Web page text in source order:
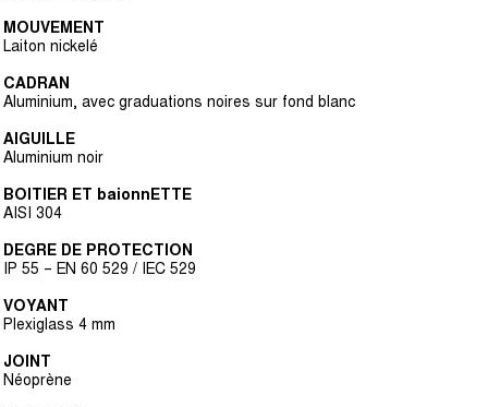
MOUVEMENT
Laiton nickelé
CADRAN
Aluminium, avec graduations noires sur fond blanc
AIGUILLE
Aluminium noir
BOITIER ET baionnETTE
AISI 304
DEGRE DE PROTECTION
IP 55 – EN 60 529 / IEC 529
VOYANT
Plexiglass 4 mm
JOINT
Néoprène